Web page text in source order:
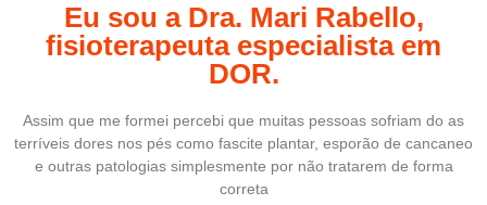
Eu sou a Dra. Mari Rabello,
fisioterapeuta especialista em
DOR.
Assim que me formei percebi que muitas pessoas sofriam do as
terríveis dores nos pés como fascite plantar, esporão de cancaneo
e outras patologias simplesmente por não tratarem de forma
correta